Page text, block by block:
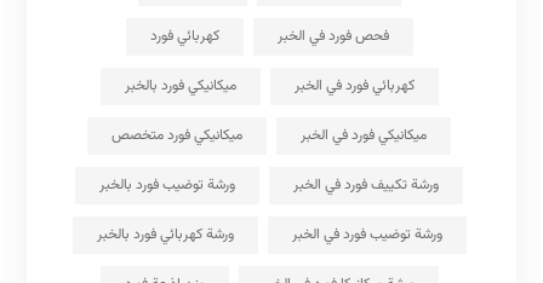
فحص فورد في الخبر كهربائي فورد
كهربائي فورد في الخبر ميكانيكي فورد بالخبر
ميكانيكي فورد في الخبر ميكانيكي فورد متخصص
ورشة تكييف فورد في الخبر ورشة توضيب فورد بالخبر
ورشة توضيب فورد في الخبر ورشة كهربائي فورد بالخبر